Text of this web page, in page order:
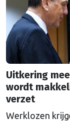
Uitkering
wordt
verzet
Werklozen